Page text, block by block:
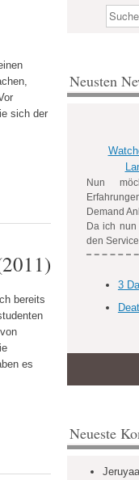
sich der
bereits
es
Suchen
Neusten
Nun
Demand
Da ich nun
den
3
Neueste